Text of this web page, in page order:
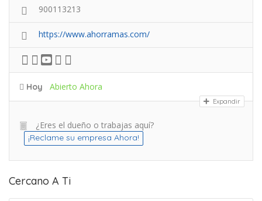
900113213
https://www.ahorramas.com/
Hoy Abierto Ahora
Expandir
¿Eres el dueño o trabajas aquí?
¡Reclame su empresa Ahora!
Cercano A Ti